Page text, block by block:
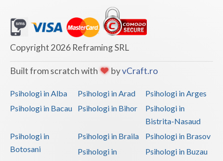
Copyright 2026 Reframing SRL
Built from scratch with byvCraft.ro
Psihologi in Alba Psihologi in Arad
Psihologi in Arges
Psihologi in Bacau
Psihologi in Bihor
Psihologi in
Bistrita-Nasaud
Psihologi in
Botosani
Psihologi in Braila
Psihologi in Brasov
Psihologi in
Psihologi in Buzau